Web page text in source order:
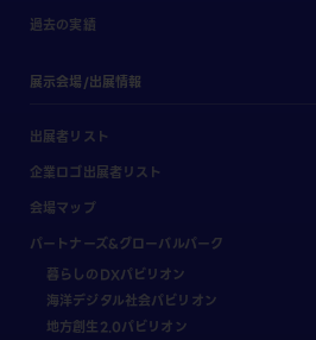
過去の実績
展示会場/出展情報
出展者リスト
企業ロゴ出展者リスト
会場マップ
パートナーズ&グローバルパーク
暮らしのDXパビリオン
海洋デジタル社会パビリオン
地方創生2.0パビリオン